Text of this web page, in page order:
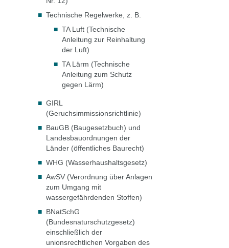
Technische Regelwerke, z. B.
TA Luft (Technische
Anleitung zur Reinhaltung
der Luft)
TA Lärm (Technische
Anleitung zum Schutz
gegen Lärm)
GIRL
(Geruchsimmissionsrichtlinie)
BauGB (Baugesetzbuch) und
Landesbauordnungen der
Länder (öffentliches Baurecht)
WHG (Wasserhaushaltsgesetz)
AwSV (Verordnung über Anlagen
zum Umgang mit
wassergefährdenden Stoffen)
BNatSchG
(Bundesnaturschutzgesetz)
einschließlich der
unionsrechtlichen Vorgaben des